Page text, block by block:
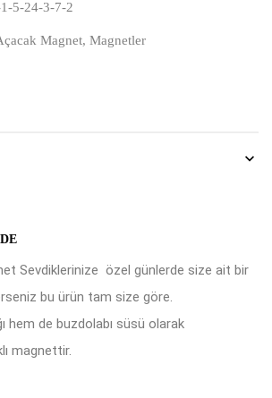
5-24-3-7-2
Magnet, Magnetler
Sevdiklerinize özel günlerde size ait bir
bu ürün tam size göre.
hem de buzdolabı süsü olarak
magnettir.